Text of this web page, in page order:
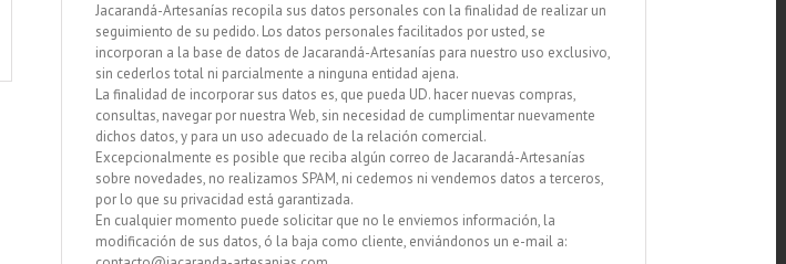
Jacarandá-Artesanías recopila sus datos personales con la finalidad de realizar un
seguimiento de su pedido. Los datos personales facilitados por usted, se
incorporan a la base de datos de Jacarandá-Artesanías para nuestro uso exclusivo,
sin cederlos total ni parcialmente a ninguna entidad ajena.
La finalidad de incorporar sus datos es, que pueda UD. hacer nuevas compras,
consultas, navegar por nuestra Web, sin necesidad de cumplimentar nuevamente
dichos datos, y para un uso adecuado de la relación comercial.
Excepcionalmente es posible que reciba algún correo de Jacarandá-Artesanías
sobre novedades, no realizamos SPAM, ni cedemos ni vendemos datos a terceros,
por lo que su privacidad está garantizada.
En cualquier momento puede solicitar que no le enviemos información, la
modificación de sus datos, ó la baja como cliente, enviándonos un e-mail a: